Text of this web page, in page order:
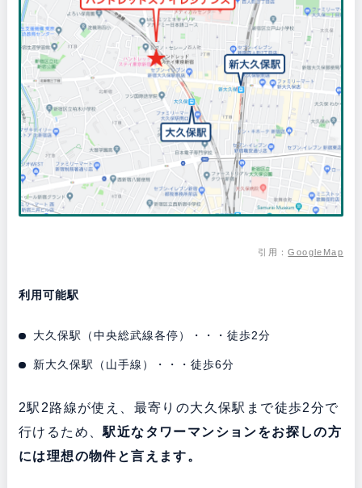
引用：GoogleMap
利用可能駅
大久保駅（中央総武線各停）・・・徒歩2分
新大久保駅（山手線）・・・徒歩6分
2駅2路線が使え、最寄りの大久保駅まで徒歩2分で
行けるため、駅近なタワーマンションをお探しの方
には理想の物件と言えます。